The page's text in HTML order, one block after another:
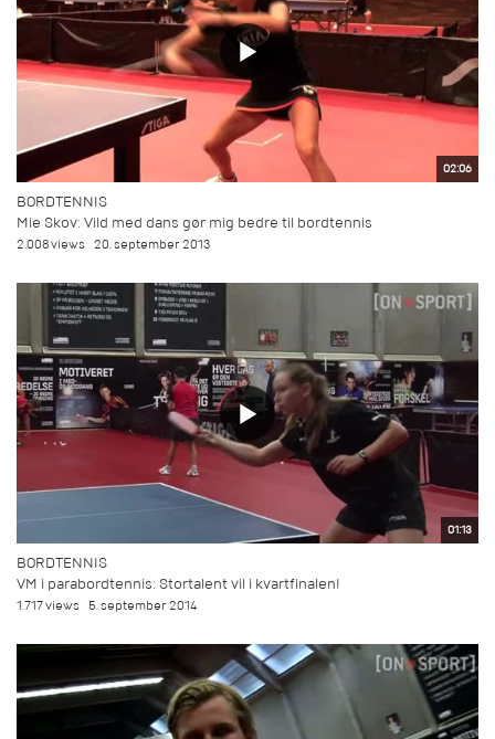
02:06
BORDTENNIS
Mie Skov: Vild med dans gør mig bedre til bordtennis
2.008 views 20. september 2013
01:13
BORDTENNIS
VM i parabordtennis: Stortalent vil i kvartfinalen!
1.717 views 5. september 2014